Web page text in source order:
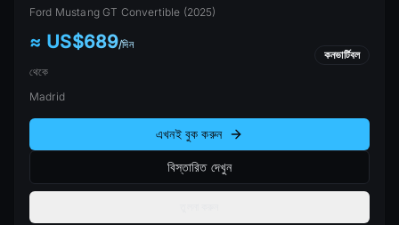
Ford Mustang GT Convertible (2025)
≈ US$689/দিন
থেকে
কনভার্টিবল
Madrid
এখনই বুক করুন
বিস্তারিত দেখুন